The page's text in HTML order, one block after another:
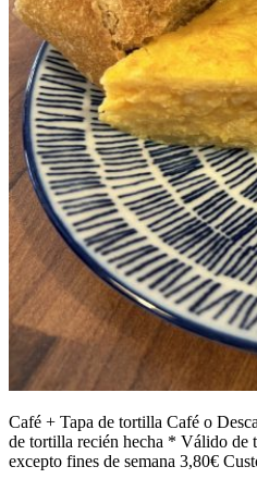
Café + Tapa de tortilla Café o
de tortilla recién hecha * Válido de
excepto fines de semana 3,80€